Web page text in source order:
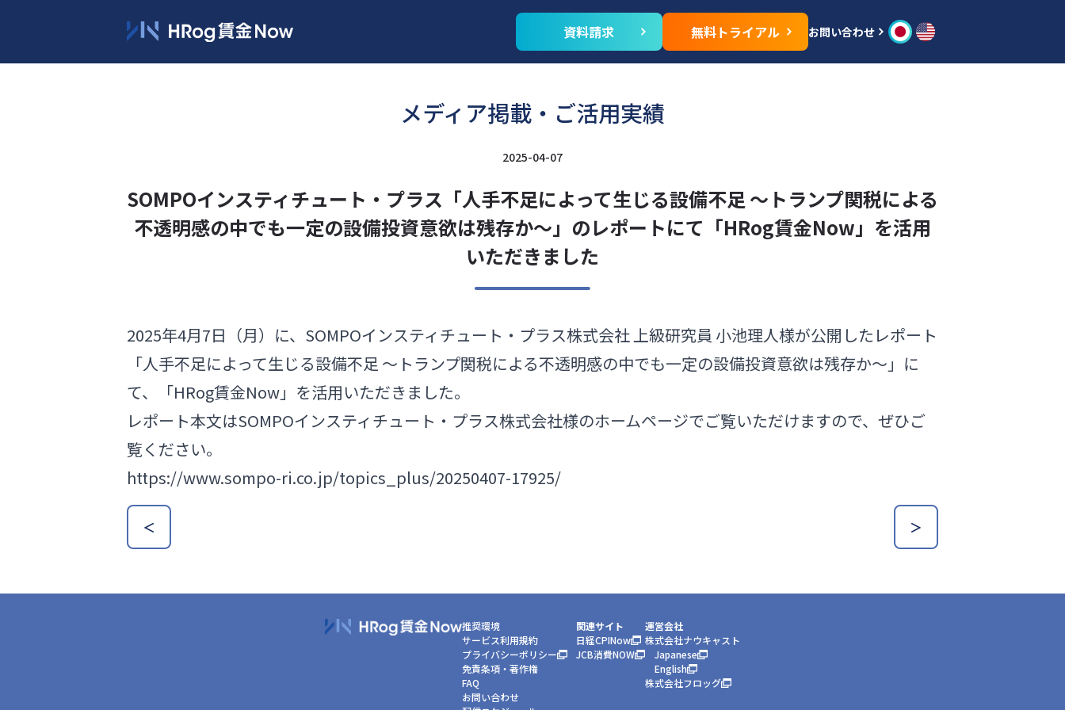
資料請求 無料トライアル お問い合わせ
メディア掲載・ご活用実績
2025-04-07
SOMPOインスティチュート・プラス「人手不足によって生じる設備不足 ～トランプ関税による
不透明感の中でも一定の設備投資意欲は残存か～」のレポートにて「HRog賃金Now」を活用
いただきました
2025年4月7日（月）に、SOMPOインスティチュート・プラス株式会社 上級研究員 小池理人様が公開したレポート
「人手不足によって生じる設備不足 ～トランプ関税による不透明感の中でも一定の設備投資意欲は残存か～」に
て、「HRog賃金Now」を活用いただきました。
レポート本文はSOMPOインスティチュート・プラス株式会社様のホームページでご覧いただけますので、ぜひご
覧ください。
https://www.sompo-ri.co.jp/topics_plus/20250407-17925/
＜ ＞
推奨環境
サービス利用規約
プライバシーポリシー
免責条項・著作権
FAQ
お問い合わせ
関連サイト
日経CPINow
JCB消費NOW
運営会社
株式会社ナウキャスト
Japanese
English
株式会社フロッグ